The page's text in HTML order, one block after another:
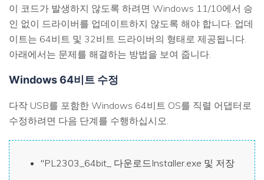
이 코드가 발생하지 않도록 하려면 Windows 11/10에서 승
인 없이 드라이버를 업데이트하지 않도록 해야 합니다. 업데
이트는 64비트 및 32비트 드라이버의 형태로 제공됩니다.
아래에서는 문제를 해결하는 방법을 보여 줍니다.
Windows 64비트 수정
다작 USB를 포함한 Windows 64비트 OS를 직렬 어댑터로
수정하려면 다음 단계를 수행하십시오.
"PL2303_64bit_ 다운로드Installer.exe 및 저장